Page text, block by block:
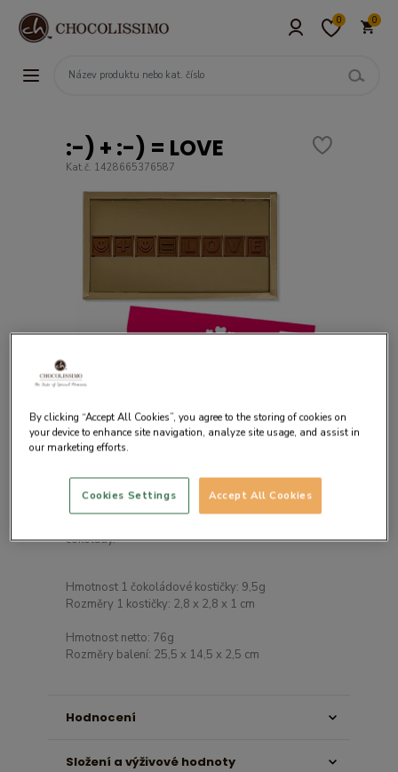
0 0
:-) + :-) = LOVE
Kat.č. 1428665376587
Detail produktu
čokolády.
Hmotnost 1 čokoládové kostičky: 9,5g
Rozměry 1 kostičky: 2,8 x 2,8 x 1 cm
Hmotnost netto: 76g
Rozměry balení: 25,5 x 14,5 x 2,5 cm
Hodnocení
Složení a výživové hodnoty
By clicking “Accept All Cookies”, you agree to the storing of cookies on
your device to enhance site navigation, analyze site usage, and assist in
our marketing efforts.
Accept All Cookies
Cookies Settings